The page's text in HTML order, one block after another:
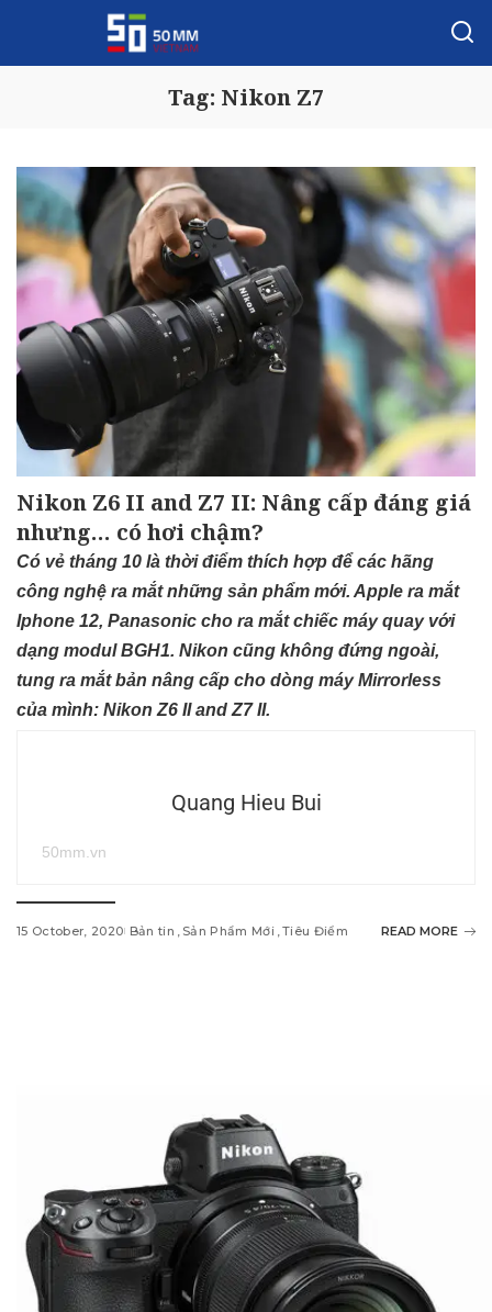
Tag: Nikon Z7
Nikon Z6 II and Z7 II: Nâng cấp đáng giá
nhưng… có hơi chậm?
Có vẻ tháng 10 là thời điểm thích hợp để các hãng
công nghệ ra mắt những sản phẩm mới. Apple ra mắt
Iphone 12, Panasonic cho ra mắt chiếc máy quay với
dạng modul BGH1. Nikon cũng không đứng ngoài,
tung ra mắt bản nâng cấp cho dòng máy Mirrorless
của mình: Nikon Z6 II and Z7 II.
Quang Hieu Bui
50mm.vn
15 October, 2020 Bản tin Sản Phẩm Mới Tiêu Điểm READ MORE